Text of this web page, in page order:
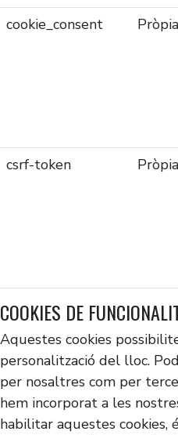
cookie_consent
Pròpia
csrf-token
Pròpia
COOKIES DE
Aquestes cookies
personalització del lloc.
per nosaltres com per
hem incorporat a les
habilitar aquestes cookies,